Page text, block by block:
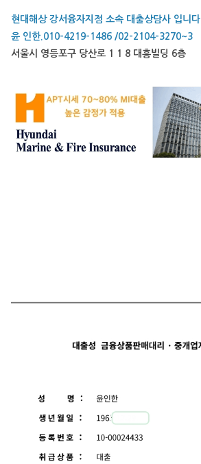
현대해상 강서융자지점 소속 대출상담사 입니다
윤 인한.010-4219-1486 /02-2104-3270~3
서울시 영등포구 당산로 1 1 8 대흥빌딩 6층